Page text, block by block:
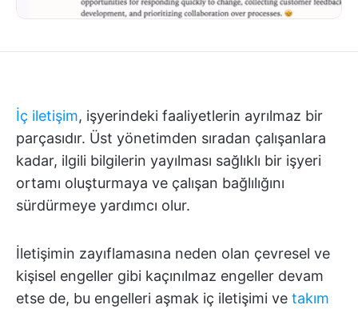
İç iletişim, işyerindeki faaliyetlerin ayrılmaz bir
parçasıdır. Üst yönetimden sıradan çalışanlara
kadar, ilgili bilgilerin yayılması sağlıklı bir işyeri
ortamı oluşturmaya ve çalışan bağlılığını
sürdürmeye yardımcı olur.
İletişimin zayıflamasına neden olan çevresel ve
kişisel engeller gibi kaçınılmaz engeller devam
etse de, bu engelleri aşmak iç iletişimi ve takım